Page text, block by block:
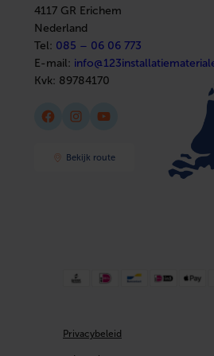
Afbouwmaterialen
4117 GR Erichem
Nederland
Tel: 085 – 06 06 773
E-mail:
Kvk: 89784170
Facebook Instagram YouTube
Bekijk route
Privacybeleid